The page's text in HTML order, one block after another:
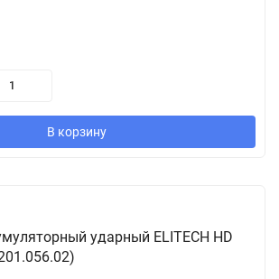
В корзину
ударный ELITECH HD